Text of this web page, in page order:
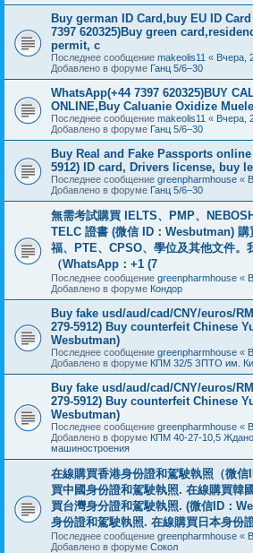
Buy german ID Card,buy EU ID
7397 620325)Buy green
permit, c
Последнее сообщение makeolis11 « Вчера,
Добавлено в форуме Ганц 5/6–30
WhatsApp(+44 7397 620325)BUY
ONLINE,Buy Caluanie Oxidize
Последнее сообщение makeolis11 « Вчера,
Добавлено в форуме Ганц 5/6–30
Buy Real and Fake Passports online
5912) ID card, Drivers license, buy
Последнее сообщение greenpharmhouse «
Добавлено в форуме Ганц 5/6–30
無需考試購買 IELTS、PMP、
TELC 證書 (微信 ID：Wesbutman) 購
福、PTE、CPSO、學位及其他文件。
（WhatsApp：+1 (7
Последнее сообщение greenpharmhouse «
Добавлено в форуме Кондор
Buy fake usd/aud/cad/CNY/euros/
279-5912) Buy counterfeit Chinese
Wesbutman)
Последнее сообщение greenpharmhouse «
Добавлено в форуме КПМ 32/5 ЗПТО им.
Buy fake usd/aud/cad/CNY/euros/
279-5912) Buy counterfeit Chinese
Wesbutman)
Последнее сообщение greenpharmhouse «
Добавлено в форуме КПМ 40-27-10,5
машиностроения
在線購買香港身份證和駕駛執照（微
買中國身份證和駕駛執照. 在線購買韓
買台灣身分證和駕駛執照. (微信ID：
身份證和駕駛執照. 在線購買日本身份
Последнее сообщение greenpharmhouse «
Добавлено в форуме Сокол